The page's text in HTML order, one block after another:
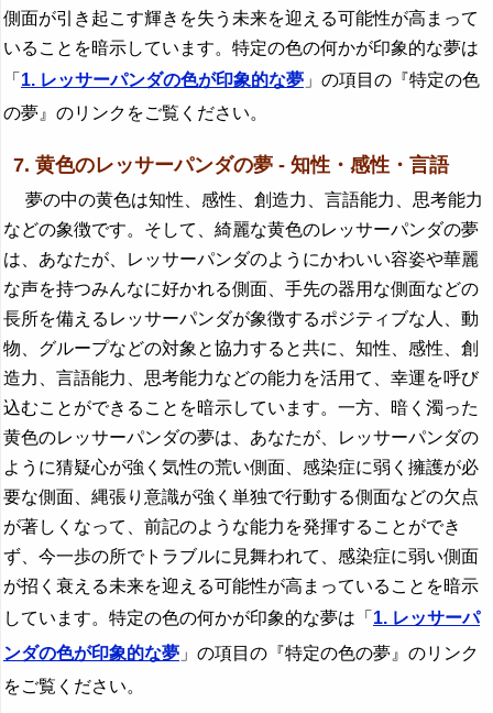
側面が引き起こす輝きを失う未来を迎える可能性が高まって
いることを暗示しています。特定の色の何かが印象的な夢は
「 1. レッサーパンダの色が印象的な夢 」の項目の『特定の色
の夢』のリンクをご覧ください。
7. 黄色のレッサーパンダの夢 - 知性・感性・言語
夢の中の黄色は知性、感性、創造力、言語能力、思考能力
などの象徴です。そして、綺麗な黄色のレッサーパンダの夢
は、あなたが、レッサーパンダのようにかわいい容姿や華麗
な声を持つみんなに好かれる側面、手先の器用な側面などの
長所を備えるレッサーパンダが象徴するポジティブな人、動
物、グループなどの対象と協力すると共に、知性、感性、創
造力、言語能力、思考能力などの能力を活用て、幸運を呼び
込むことができることを暗示しています。一方、暗く濁った
黄色のレッサーパンダの夢は、あなたが、レッサーパンダの
ように猜疑心が強く気性の荒い側面、感染症に弱く擁護が必
要な側面、縄張り意識が強く単独で行動する側面などの欠点
が著しくなって、前記のような能力を発揮することができ
ず、今一歩の所でトラブルに見舞われて、感染症に弱い側面
が招く衰える未来を迎える可能性が高まっていることを暗示
しています。特定の色の何かが印象的な夢は「 1. レッサーパ
ンダの色が印象的な夢 」の項目の『特定の色の夢』のリンク
をご覧ください。